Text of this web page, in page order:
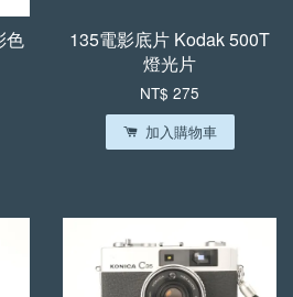
色
135電影底片 Kodak 500T
燈光片
NT$ 275
加入購物車